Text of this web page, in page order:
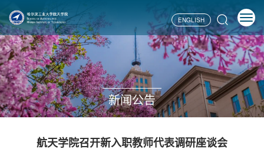
ENGLISH
新闻公告
航天学院召开新入职教师代表调研座谈会